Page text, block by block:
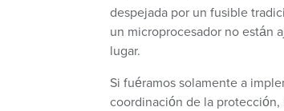
despejada por un fusible
un microprocesador no están
lugar.
Si fuéramos solamente a
coordinación de la